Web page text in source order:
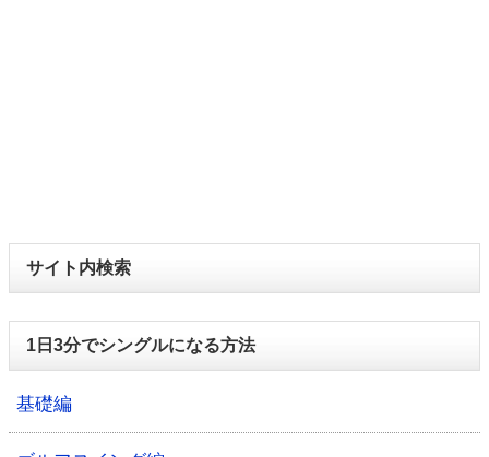
サイト内検索
1日3分でシングルになる方法
基礎編